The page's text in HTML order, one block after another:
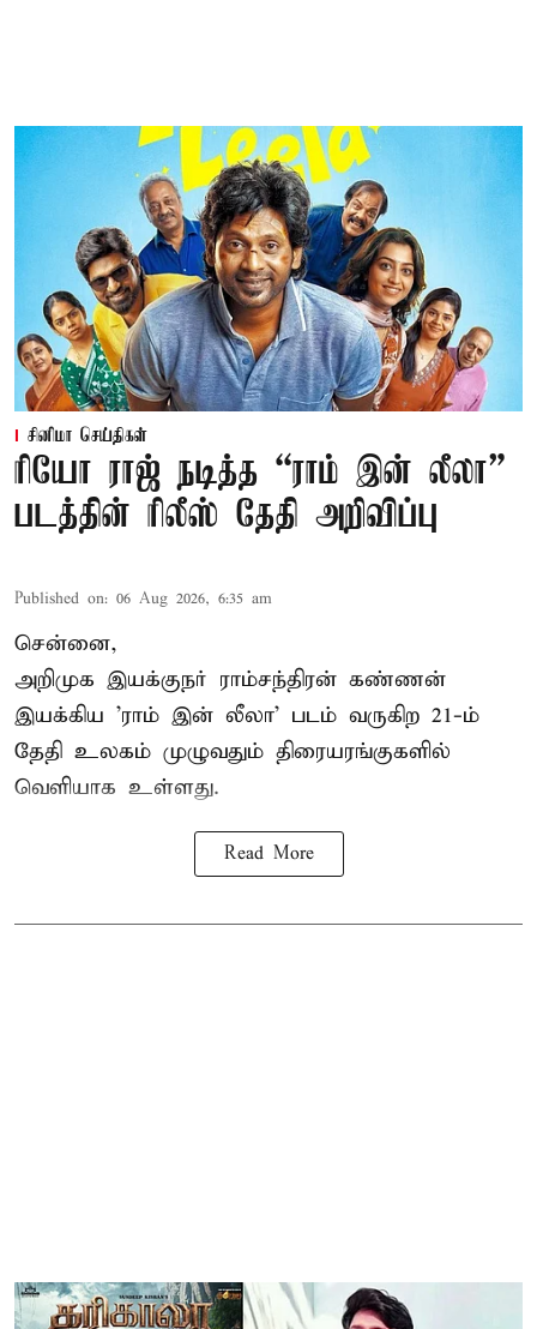
சினிமா செய்திகள்
ரியோ ராஜ் நடித்த “ராம் இன் லீலா”
படத்தின் ரிலீஸ் தேதி அறிவிப்பு
Published on: 06 Aug 2026, 6:35 am
சென்னை,
அறிமுக இயக்குநர் ராம்சந்திரன் கண்ணன்
இயக்கிய 'ராம் இன் லீலா' படம் வருகிற 21-ம்
தேதி உலகம் முழுவதும் திரையரங்குகளில்
வெளியாக உள்ளது.
Read More